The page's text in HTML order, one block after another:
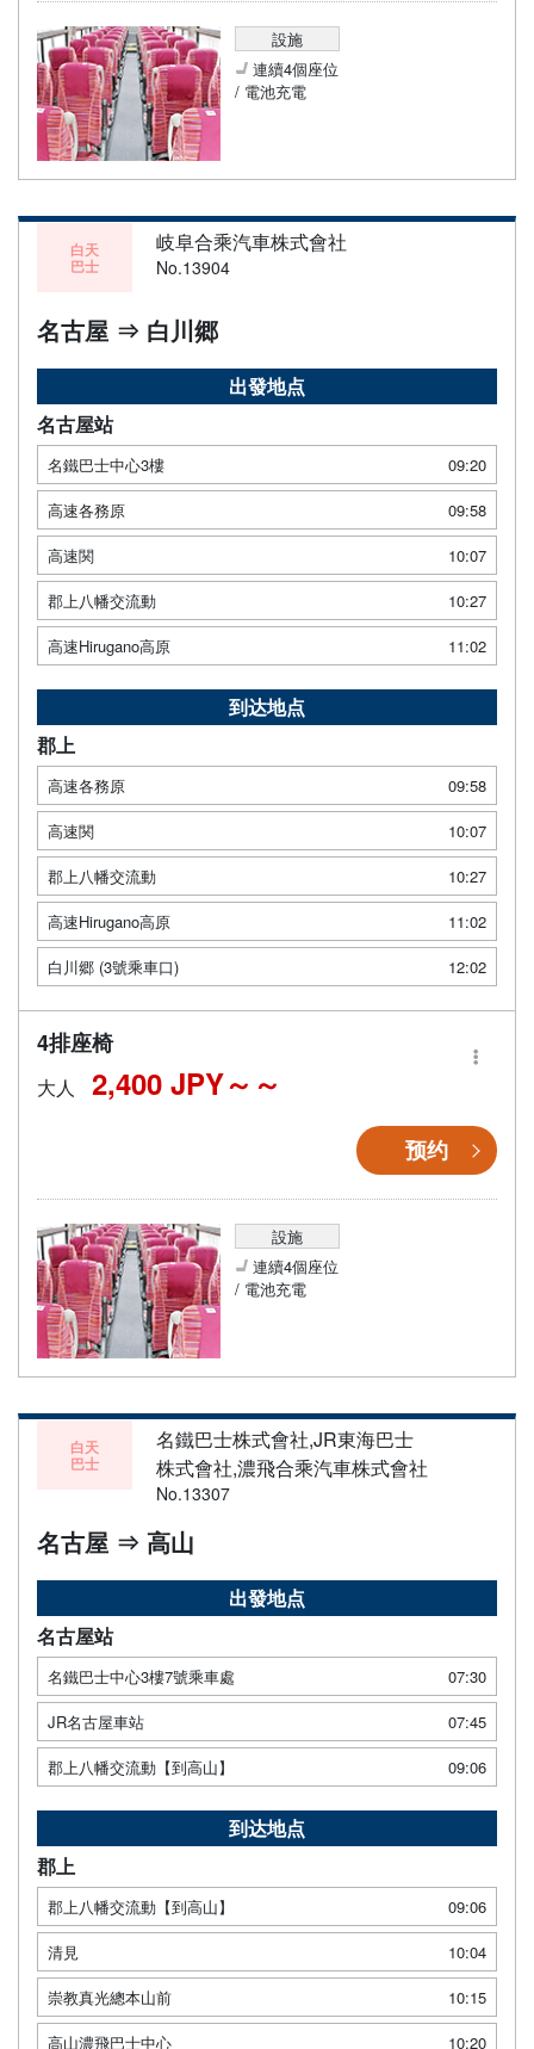
設施
連續4個座位
/ 電池充電
白天
巴士
岐阜合乘汽車株式會社
No.13904
名古屋 ⇒ 白川郷
出發地点
名古屋站
名鐵巴士中心3樓
09:20
高速各務原
09:58
高速関
10:07
郡上八幡交流動
10:27
高速Hirugano高原
11:02
到达地点
郡上
高速各務原
09:58
高速関
10:07
郡上八幡交流動
10:27
高速Hirugano高原
11:02
白川郷 (3號乘車口)
12:02
4排座椅
大人 2,400 JPY～
预约
設施
連續4個座位
/ 電池充電
白天
巴士
名鐵巴士株式會社,JR東海巴士
株式會社,濃飛合乘汽車株式會社
No.13307
名古屋 ⇒ 高山
出發地点
名古屋站
名鐵巴士中心3樓7號乘車處
07:30
JR名古屋車站
07:45
郡上八幡交流動【到高山】
09:06
到达地点
郡上
郡上八幡交流動【到高山】
09:06
清見
10:04
崇教真光總本山前
10:15
高山濃飛巴士中心
10:20